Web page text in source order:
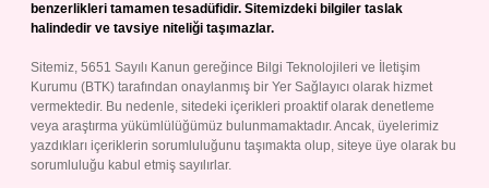
benzerlikleri tamamen tesadüfidir. Sitemizdeki bilgiler taslak
halindedir ve tavsiye niteliği taşımazlar.
Sitemiz, 5651 Sayılı Kanun gereğince Bilgi Teknolojileri ve İletişim
Kurumu (BTK) tarafından onaylanmış bir Yer Sağlayıcı olarak hizmet
vermektedir. Bu nedenle, sitedeki içerikleri proaktif olarak denetleme
veya araştırma yükümlülüğümüz bulunmamaktadır. Ancak, üyelerimiz
yazdıkları içeriklerin sorumluluğunu taşımakta olup, siteye üye olarak bu
sorumluluğu kabul etmiş sayılırlar.